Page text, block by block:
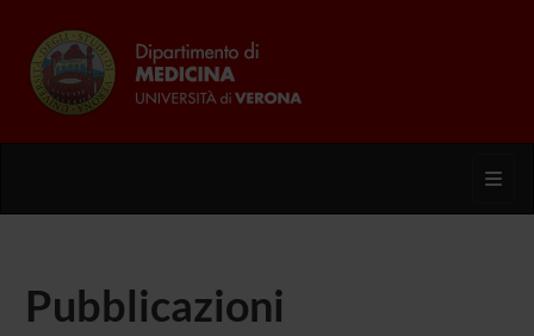
Pubblicazioni